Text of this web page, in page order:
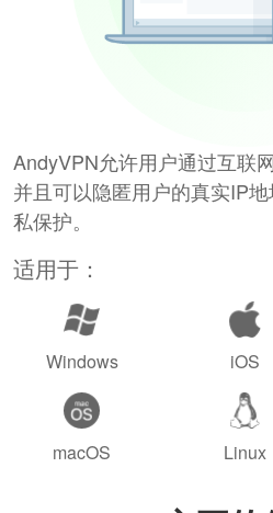
AndyVPN允许用户通过互联
并且可以隐匿用户的真实IP
私保护。
适用于：
Windows iOS
macOS Linux